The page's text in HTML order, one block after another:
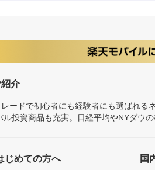
介
ードで初心者にも経験者にも選ばれ
投資商品も充実。日経平均やNYダウの
じめての方へ 国